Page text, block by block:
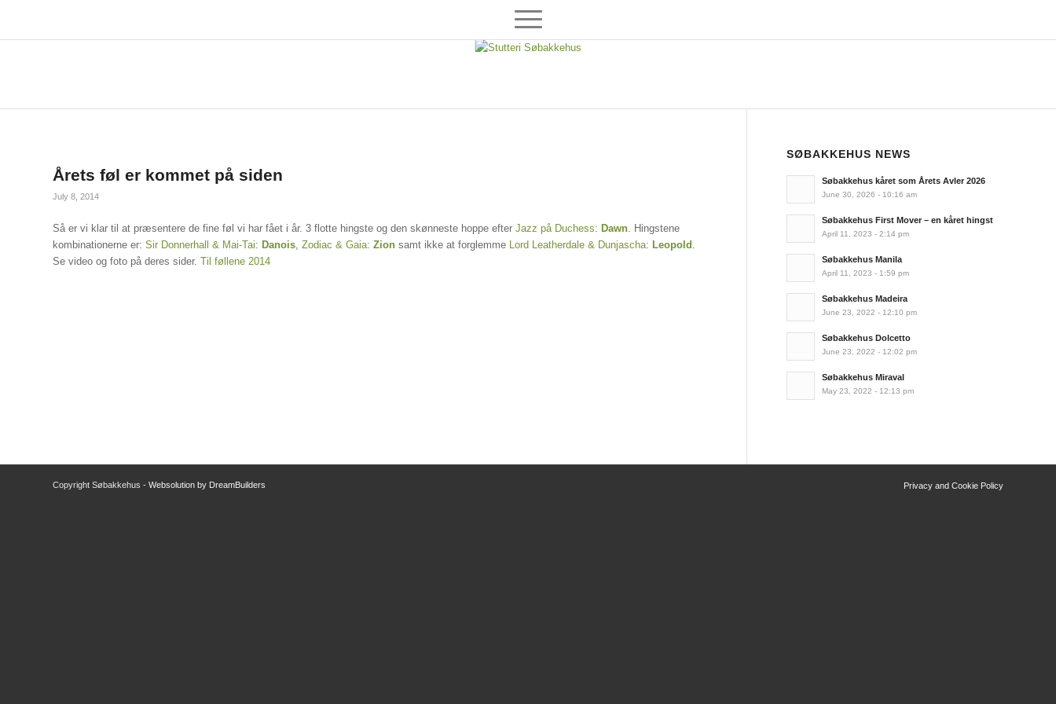
Årets føl er kommet på siden
July 8, 2014
Så er vi klar til at præsentere de fine føl vi har fået i år. 3 flotte hingste og den skønneste hoppe efter Jazz på Duchess: Dawn. Hingstene
kombinationerne er: Sir Donnerhall & Mai-Tai: Danois, Zodiac & Gaia: Zion samt ikke at forglemme Lord Leatherdale & Dunjascha: Leopold .
Se video og foto på deres sider. Til føllene 2014
SØBAKKEHUS NEWS
Søbakkehus kåret som Årets Avler 2026
June 30, 2026 - 10:16 am
Søbakkehus First Mover – en kåret hingst
April 11, 2023 - 2:14 pm
Søbakkehus Manila
April 11, 2023 - 1:59 pm
Søbakkehus Madeira
June 23, 2022 - 12:10 pm
Søbakkehus Dolcetto
June 23, 2022 - 12:02 pm
Søbakkehus Miraval
May 23, 2022 - 12:13 pm
Copyright Søbakkehus - Websolution by DreamBuilders Privacy and Cookie Policy